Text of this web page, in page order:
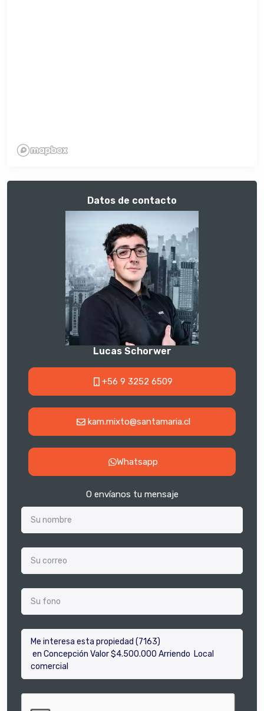
Datos de contacto
Lucas Schorwer
+56 9 3252 6509
kam.mixto@santamaria.cl
Whatsapp
O envíanos tu mensaje